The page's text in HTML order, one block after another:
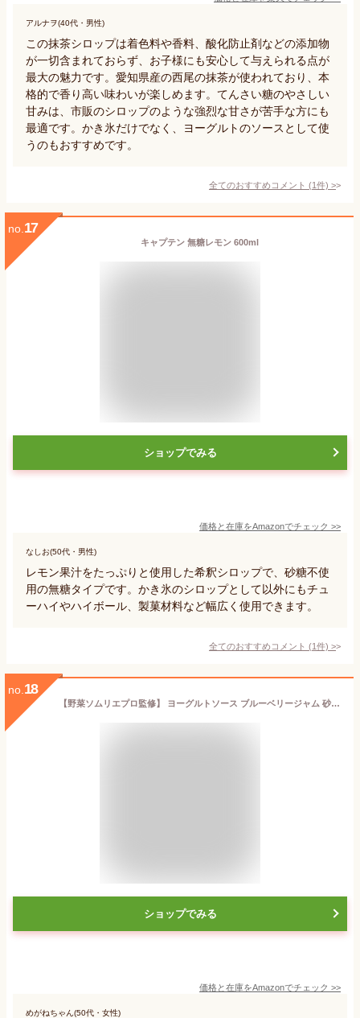
アルナヲ(40代・男性)
この抹茶シロップは着色料や香料、酸化防止剤などの添加物
が一切含まれておらず、お子様にも安心して与えられる点が
最大の魅力です。愛知県産の西尾の抹茶が使われており、本
格的で香り高い味わいが楽しめます。てんさい糖のやさしい
甘みは、市販のシロップのような強烈な甘さが苦手な方にも
最適です。かき氷だけでなく、ヨーグルトのソースとして使
うのもおすすめです。
全てのおすすめコメント (1件) >
no. 17
キャプテン 無糖レモン 600ml
ショップでみる
価格と在庫をAmazonでチェック >>
なしお(50代・男性)
レモン果汁をたっぷりと使用した希釈シロップで、砂糖不使
用の無糖タイプです。かき氷のシロップとして以外にもチュ
ーハイやハイボール、製菓材料など幅広く使用できます。
全てのおすすめコメント (1件) >
no. 18
【野菜ソムリエプロ監修】 ヨーグルトソース ブルーベリージャム 砂糖不使用 無添加 ブルベリーソース 低糖質ジャム オリゴ糖入り 国産 100g チューブ やさしい腸日和 (３袋セット)
ショップでみる
価格と在庫をAmazonでチェック >>
めがねちゃん(50代・女性)